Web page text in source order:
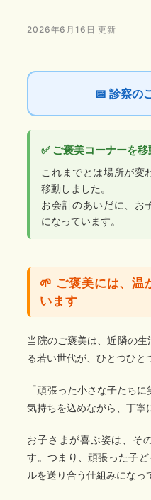
2026年6月16日 更新
📅 診察の
✅ ご褒美コーナーを
これまでとは場所が変
移動しました。
お会計のあいだに、お
になっています。
🌱 ご褒美には、温
います
当院のご褒美は、近隣の
る若い世代が、ひとつひと
「頑張った小さな子たち
気持ちを込めながら、丁寧
お子さまが喜ぶ姿は、そ
す。つまり、頑張った子
ルを送り合う仕組みになっ